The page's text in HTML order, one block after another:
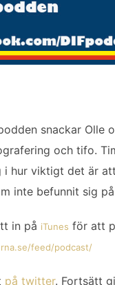
snackar Olle
och tifo.
i hur viktigt det är
inte befunnit sig
in på iTunes för att
feed/podcast/
på twitter. Fortsätt